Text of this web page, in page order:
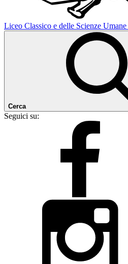
Liceo Classico e delle Scienze Umane
Cerca
Seguici su: